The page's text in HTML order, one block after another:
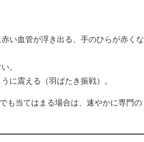
赤い血管が浮き出る、手のひらが赤くな
。
に震える（羽ばたき振戦）。
も当てはまる場合は、速やかに専門の